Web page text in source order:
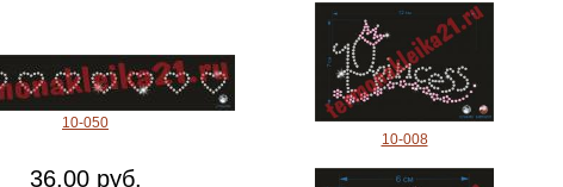
10-050
36.00 руб.
10-008